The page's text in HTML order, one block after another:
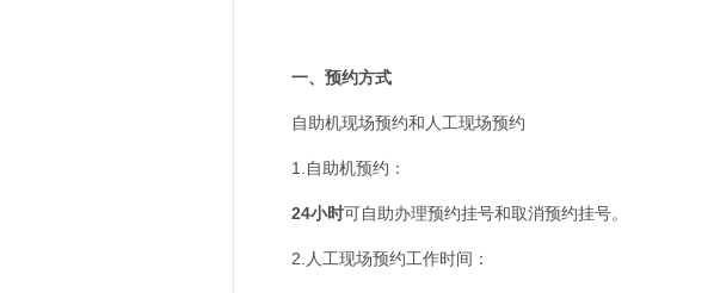
一、预约方式
自助机现场预约和人工现场预约
1.自助机预约：
24小时可自助办理预约挂号和取消预约挂号。
2.人工现场预约工作时间：